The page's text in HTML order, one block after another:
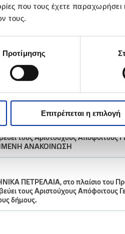
που τους έχετε παραχωρήσει
τους.
Προτίμησης
Επιτρέπεται η επιλογή
Βιομηχανικές Εγκαταστάσεις
Προγράμματος Επιβράβευσης
Βιομηχανικές Εγκαταστάσεις
ΠΕΤΡΕΛΑΙΑ, στο πλαίσιο του
τους Αριστούχους
ΑΝΑΚΟΙΝΩΣΗ
ΠΕΤΡΕΛΑΙΑ, στο πλαίσιο του
τους Αριστούχους Απόφοιτους
δήμους.